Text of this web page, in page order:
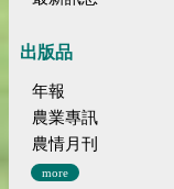
出版品
年報
農業專訊
農情月刊
more